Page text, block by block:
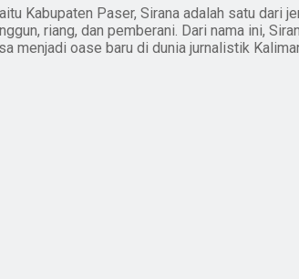
Kabupaten Paser, Sirana adalah satu dari
riang, dan pemberani. Dari nama ini,
oase baru di dunia jurnalistik